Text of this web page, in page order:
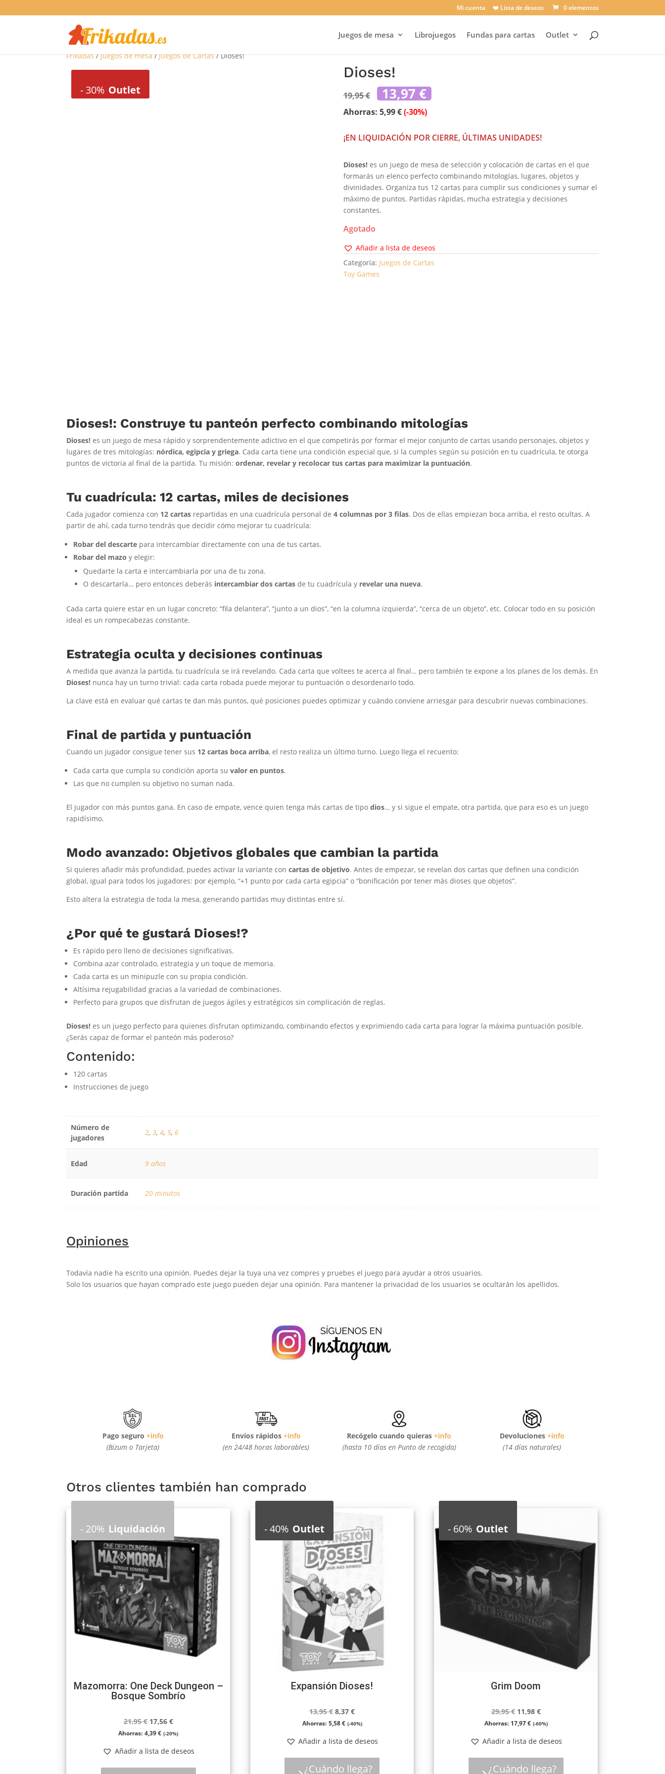
Mi cuenta ❤️ Lista de deseos 0 elementos
Juegos de mesa Librojuegos Fundas para cartas Outlet
Frikadas/Juegos de mesa/Juegos de Cartas/ Dioses!
- 30% Outlet
Dioses!
19,95€ El
precio
original
era:
13,97 € El
precio
Ahorras: 5,99€ (-30%)
¡EN LIQUIDACIÓN POR CIERRE, ÚLTIMAS UNIDADES!
Dioses!es un juego de mesa de selección y colocación de cartas en el que
formarás un elenco perfecto combinando mitologías, lugares, objetos y
divinidades. Organiza tus 12 cartas para cumplir sus condiciones y sumar el
máximo de puntos. Partidas rápidas, mucha estrategia y decisiones
constantes.
Agotado
Añadir a lista de deseos
Categoría: Juegos de Cartas
Toy Games
Dioses!: Construye tu panteón perfecto combinando mitologías
Dioses! es un juego de mesa rápido y sorprendentemente adictivo en el que competirás por formar el mejor conjunto de cartas usando personajes, objetos y
lugares de tres mitologías: nórdica, egipcia y griega. Cada carta tiene una condición especial que, si la cumples según su posición en tu cuadrícula, te otorga
puntos de victoria al final de la partida. Tu misión:ordenar, revelar y recolocar tus cartas para maximizar la puntuación.
Tu cuadrícula: 12 cartas, miles de decisiones
Cada jugador comienza con 12 cartas repartidas en una cuadrícula personal de4 columnas por 3 filas. Dos de ellas empiezan boca arriba, el resto ocultas. A
partir de ahí, cada turno tendrás que decidir cómo mejorar tu cuadrícula:
Robar del descarte para intercambiar directamente con una de tus cartas.
Robar del mazo y elegir:
Quedarte la carta e intercambiarla por una de tu zona.
O descartarla… pero entonces deberás intercambiar dos cartas de tu cuadrícula y revelar una nueva.
Cada carta quiere estar en un lugar concreto: “fila delantera”, “junto a un dios”, “en la columna izquierda”, “cerca de un objeto”, etc. Colocar todo en su posición
ideal es un rompecabezas constante.
Estrategia oculta y decisiones continuas
A medida que avanza la partida, tu cuadrícula se irá revelando. Cada carta que voltees te acerca al final… pero también te expone a los planes de los demás. En
Dioses! nunca hay un turno trivial: cada carta robada puede mejorar tu puntuación o desordenarlo todo.
La clave está en evaluar qué cartas te dan más puntos, qué posiciones puedes optimizar y cuándo conviene arriesgar para descubrir nuevas combinaciones.
Final de partida y puntuación
Cuando un jugador consigue tener sus 12 cartas boca arriba, el resto realiza un último turno. Luego llega el recuento:
Cada carta que cumpla su condición aporta suvalor en puntos.
Las que no cumplen su objetivo no suman nada.
El jugador con más puntos gana. En caso de empate, vence quien tenga más cartas de tipodios… y si sigue el empate, otra partida, que para eso es un juego
rapidísimo.
Modo avanzado: Objetivos globales que cambian la partida
Si quieres añadir más profundidad, puedes activar la variante concartas de objetivo. Antes de empezar, se revelan dos cartas que definen una condición
global, igual para todos los jugadores: por ejemplo, “+1 punto por cada carta egipcia” o “bonificación por tener más dioses que objetos”.
Esto altera la estrategia de toda la mesa, generando partidas muy distintas entre sí.
¿Por qué te gustará Dioses!?
Es rápido pero lleno de decisiones significativas.
Combina azar controlado, estrategia y un toque de memoria.
Cada carta es un minipuzle con su propia condición.
Altísima rejugabilidad gracias a la variedad de combinaciones.
Perfecto para grupos que disfrutan de juegos ágiles y estratégicos sin complicación de reglas.
Dioses! es un juego perfecto para quienes disfrutan optimizando, combinando efectos y exprimiendo cada carta para lograr la máxima puntuación posible.
¿Serás capaz de formar el panteón más poderoso?
Contenido:
120 cartas
Instrucciones de juego
Número de
jugadores
2, 3, 4, 5, 6
Edad 9 años
Duración partida 20 minutos
Opiniones
Todavía nadie ha escrito una opinión. Puedes dejar la tuya una vez compres y pruebes el juego para ayudar a otros usuarios.
Solo los usuarios que hayan comprado este juego pueden dejar una opinión. Para mantener la privacidad de los usuarios se ocultarán los apellidos.
Pago seguro +info
(Bizum o Tarjeta)
Envíos rápidos +info
(en 24/48 horas laborables)
Recógelo cuando quieras+info
(hasta 10 días en Punto de recogida)
Devoluciones +info
(14 días naturales)
Otros clientes también han comprado
- 20% Liquidación
Mazomorra: One Deck Dungeon –
Bosque Sombrío
21,95€ El
precio
era:
21,95 €.
17,56 €El
precio
es:
17,56 €.
Ahorras: 4,39€ (-20%)
Añadir a lista de deseos
-40% Outlet
Expansión Dioses!
13,95€ El
precio
era:
13,95 €.
8,37€El
precio
es:
8,37 €.
Ahorras: 5,58€ (-40%)
Añadir a lista de deseos
¿Cuándo llega?
- 60% Outlet
Grim Doom
29,95€ El
precio
era:
29,95 €.
11,98 €El
precio
es:
11,98 €.
Ahorras: 17,97€ (-60%)
Añadir a lista de deseos
¿Cuándo llega?